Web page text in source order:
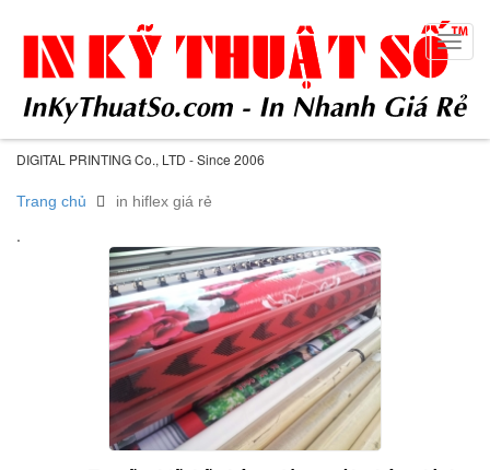
DIGITAL PRINTING Co., LTD - Since 2006
Trang chủ in hiflex giá rẻ
.